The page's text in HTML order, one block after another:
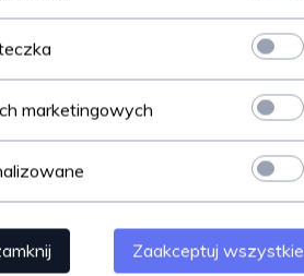
marketingowych
Zaakceptuj wszystkie